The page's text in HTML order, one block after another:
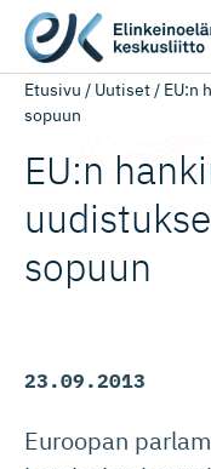
Etusivu / Uutiset/ EU:n
sopuun
EU:n
sopuun
23.09.2013
Euroopan